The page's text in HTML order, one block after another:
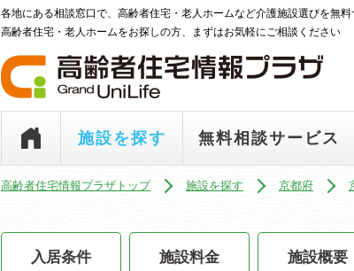
各地にある相談窓口で、高齢者住宅・老人ホームなど介護施設選びを無料
高齢者住宅・老人ホームをお探しの方、まずはお気軽にご相談ください
施設を探す 無料相談サービス
高齢者住宅情報プラザトップ 施設を探す 京都府
入居条件 施設料金 施設概要